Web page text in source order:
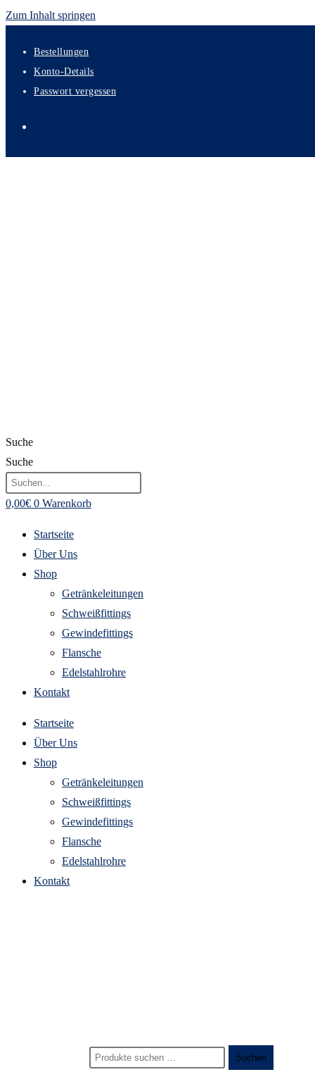
Zum Inhalt springen
Bestellungen
Konto-Details
Passwort vergessen
Suche
Suche
0,00€ 0 Warenkorb
Startseite
Über Uns
Shop
Getränkeleitungen
Schweißfittings
Gewindefittings
Flansche
Edelstahlrohre
Kontakt
Startseite
Über Uns
Shop
Getränkeleitungen
Schweißfittings
Gewindefittings
Flansche
Edelstahlrohre
Kontakt
Suchen